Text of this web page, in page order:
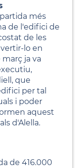
més
de l'edifici de
de les
lo en
ja va
que
per tal
i poder
aquest
d'Alella.
de 416.000